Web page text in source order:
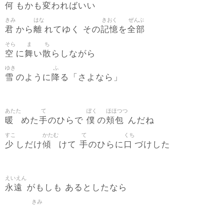
何 もかも変わればいい
君
きみ
から離
はな
れてゆく その記憶
きおく
を全部
ぜんぶ
空
そら
に舞
ま
い散
ち
らしながら
雪
ゆき
のように 降
ふ
る「さよなら」
暖
あたた
めた手
て
のひらで 僕
ぼく
の頬包
ほほつつ
んだね
少
すこ
しだけ傾
かたむ
けて 手
て
のひらに口
くち
づけした
永遠
えいえん
がもしも あるとしたなら
きみ